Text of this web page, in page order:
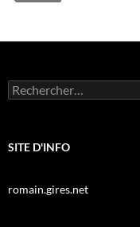
Rechercher :
SITE D'INFO
romain.gires.net